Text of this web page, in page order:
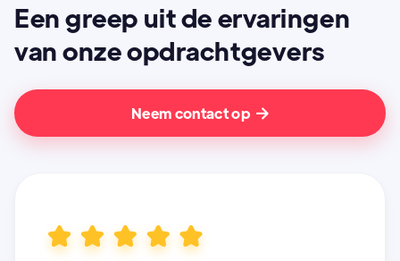
Een greep uit de ervaringen
van onze opdrachtgevers
Neem contact op 